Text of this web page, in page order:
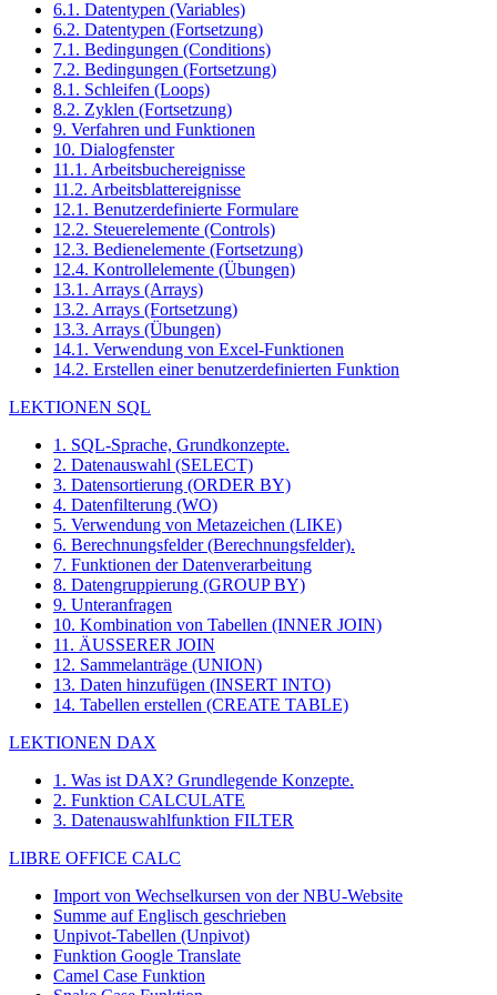
6.1. Datentypen (Variables)
6.2. Datentypen (Fortsetzung)
7.1. Bedingungen (Conditions)
7.2. Bedingungen (Fortsetzung)
8.1. Schleifen (Loops)
8.2. Zyklen (Fortsetzung)
9. Verfahren und Funktionen
10. Dialogfenster
11.1. Arbeitsbuchereignisse
11.2. Arbeitsblattereignisse
12.1. Benutzerdefinierte Formulare
12.2. Steuerelemente (Controls)
12.3. Bedienelemente (Fortsetzung)
12.4. Kontrollelemente (Übungen)
13.1. Arrays (Arrays)
13.2. Arrays (Fortsetzung)
13.3. Arrays (Übungen)
14.1. Verwendung von Excel-Funktionen
14.2. Erstellen einer benutzerdefinierten Funktion
LEKTIONEN SQL
1. SQL-Sprache, Grundkonzepte.
2. Datenauswahl (SELECT)
3. Datensortierung (ORDER BY)
4. Datenfilterung (WO)
5. Verwendung von Metazeichen (LIKE)
6. Berechnungsfelder (Berechnungsfelder).
7. Funktionen der Datenverarbeitung
8. Datengruppierung (GROUP BY)
9. Unteranfragen
10. Kombination von Tabellen (INNER JOIN)
11. ÄUSSERER JOIN
12. Sammelanträge (UNION)
13. Daten hinzufügen (INSERT INTO)
14. Tabellen erstellen (CREATE TABLE)
LEKTIONEN DAX
1. Was ist DAX? Grundlegende Konzepte.
2. Funktion CALCULATE
3. Datenauswahlfunktion FILTER
LIBRE OFFICE CALC
Import von Wechselkursen von der NBU-Website
Summe auf Englisch geschrieben
Unpivot-Tabellen (Unpivot)
Funktion Google Translate
Camel Case Funktion